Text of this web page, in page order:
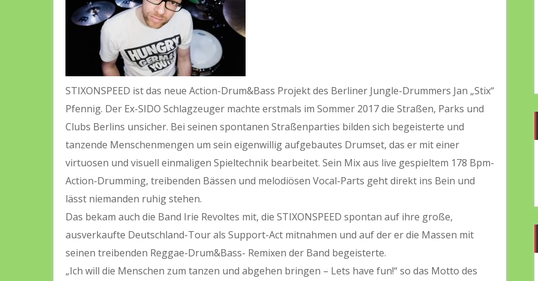
STIXONSPEED ist das neue Action-Drum&Bass Projekt des Berliner Jungle-Drummers Jan „Stix“
Pfennig. Der Ex-SIDO Schlagzeuger machte erstmals im Sommer 2017 die Straßen, Parks und
Clubs Berlins unsicher. Bei seinen spontanen Straßenparties bilden sich begeisterte und
tanzende Menschenmengen um sein eigenwillig aufgebautes Drumset, das er mit einer
virtuosen und visuell einmaligen Spieltechnik bearbeitet. Sein Mix aus live gespieltem 178 Bpm-
Action-Drumming, treibenden Bässen und melodiösen Vocal-Parts geht direkt ins Bein und
lässt niemanden ruhig stehen.
Das bekam auch die Band Irie Revoltes mit, die STIXONSPEED spontan auf ihre große,
ausverkaufte Deutschland-Tour als Support-Act mitnahmen und auf der er die Massen mit
seinen treibenden Reggae-Drum&Bass- Remixen der Band begeisterte.
„Ich will die Menschen zum tanzen und abgehen bringen – Lets have fun!“ so das Motto des